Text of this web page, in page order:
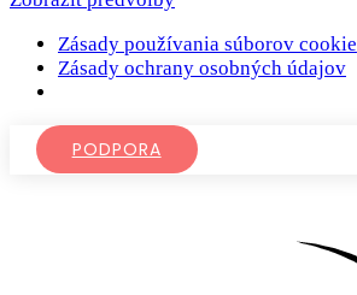
Zásady používania súborov cookie
Zásady ochrany osobných údajov
PODPORA